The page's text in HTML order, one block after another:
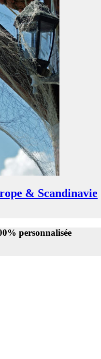
& Scandinavie
personnalisée